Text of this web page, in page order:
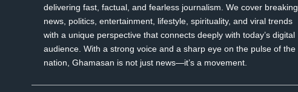
delivering fast, factual, and fearless journalism. We cover breaking
news, politics, entertainment, lifestyle, spirituality, and viral trends
with a unique perspective that connects deeply with today’s digital
audience. With a strong voice and a sharp eye on the pulse of the
nation, Ghamasan is not just news—it’s a movement.